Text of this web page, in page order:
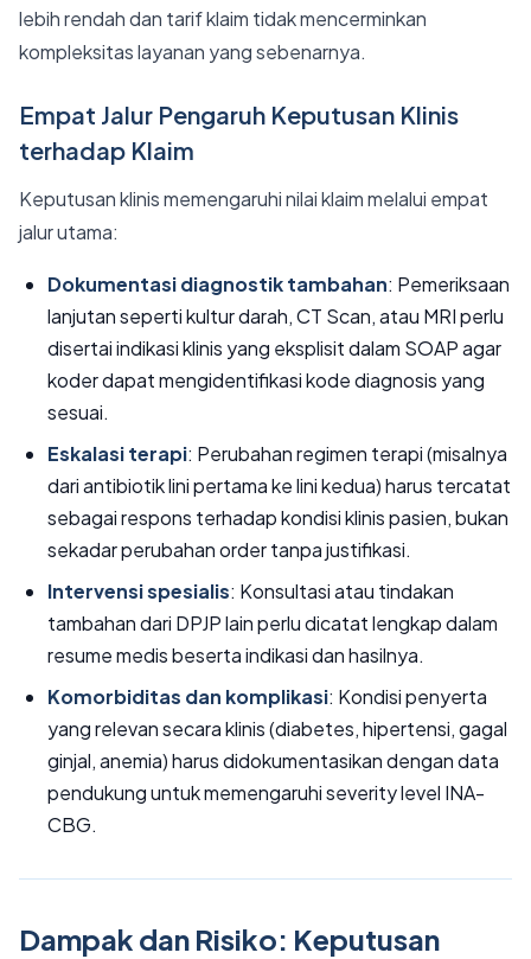
lebih rendah dan tarif klaim tidak mencerminkan
kompleksitas layanan yang sebenarnya.
Empat Jalur Pengaruh Keputusan Klinis
terhadap Klaim
Keputusan klinis memengaruhi nilai klaim melalui empat
jalur utama:
Dokumentasi diagnostik tambahan: Pemeriksaan
lanjutan seperti kultur darah, CT Scan, atau MRI perlu
disertai indikasi klinis yang eksplisit dalam SOAP agar
koder dapat mengidentifikasi kode diagnosis yang
sesuai.
Eskalasi terapi: Perubahan regimen terapi (misalnya
dari antibiotik lini pertama ke lini kedua) harus tercatat
sebagai respons terhadap kondisi klinis pasien, bukan
sekadar perubahan order tanpa justifikasi.
Intervensi spesialis: Konsultasi atau tindakan
tambahan dari DPJP lain perlu dicatat lengkap dalam
resume medis beserta indikasi dan hasilnya.
Komorbiditas dan komplikasi: Kondisi penyerta
yang relevan secara klinis (diabetes, hipertensi, gagal
ginjal, anemia) harus didokumentasikan dengan data
pendukung untuk memengaruhi severity level INA-
CBG.
Dampak dan Risiko: Keputusan